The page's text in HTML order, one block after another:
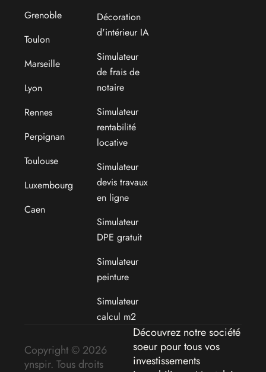
Grenoble
Toulon
Marseille
Lyon
Rennes
Perpignan
Toulouse
Luxembourg
Caen
Décoration
d'intérieur IA
Simulateur
de frais de
notaire
Simulateur
rentabilité
locative
Simulateur
devis travaux
en ligne
Simulateur
DPE gratuit
Simulateur
peinture
Simulateur
calcul m2
Copyright © 2026
ynspir. Tous droits
Découvrez notre société
soeur pour tous vos
investissements